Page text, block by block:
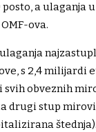
a ulaganja
ova.
s 2,4 milijardi
svih obveznih
drugi stup
štednja).